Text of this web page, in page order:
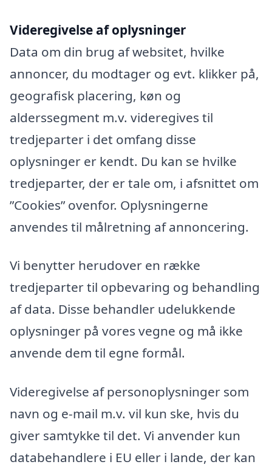
Videregivelse af oplysninger
Data om din brug af websitet, hvilke
annoncer, du modtager og evt. klikker på,
geografisk placering, køn og
alderssegment m.v. videregives til
tredjeparter i det omfang disse
oplysninger er kendt. Du kan se hvilke
tredjeparter, der er tale om, i afsnittet om
”Cookies” ovenfor. Oplysningerne
anvendes til målretning af annoncering.
Vi benytter herudover en række
tredjeparter til opbevaring og behandling
af data. Disse behandler udelukkende
oplysninger på vores vegne og må ikke
anvende dem til egne formål.
Videregivelse af personoplysninger som
navn og e-mail m.v. vil kun ske, hvis du
giver samtykke til det. Vi anvender kun
databehandlere i EU eller i lande, der kan